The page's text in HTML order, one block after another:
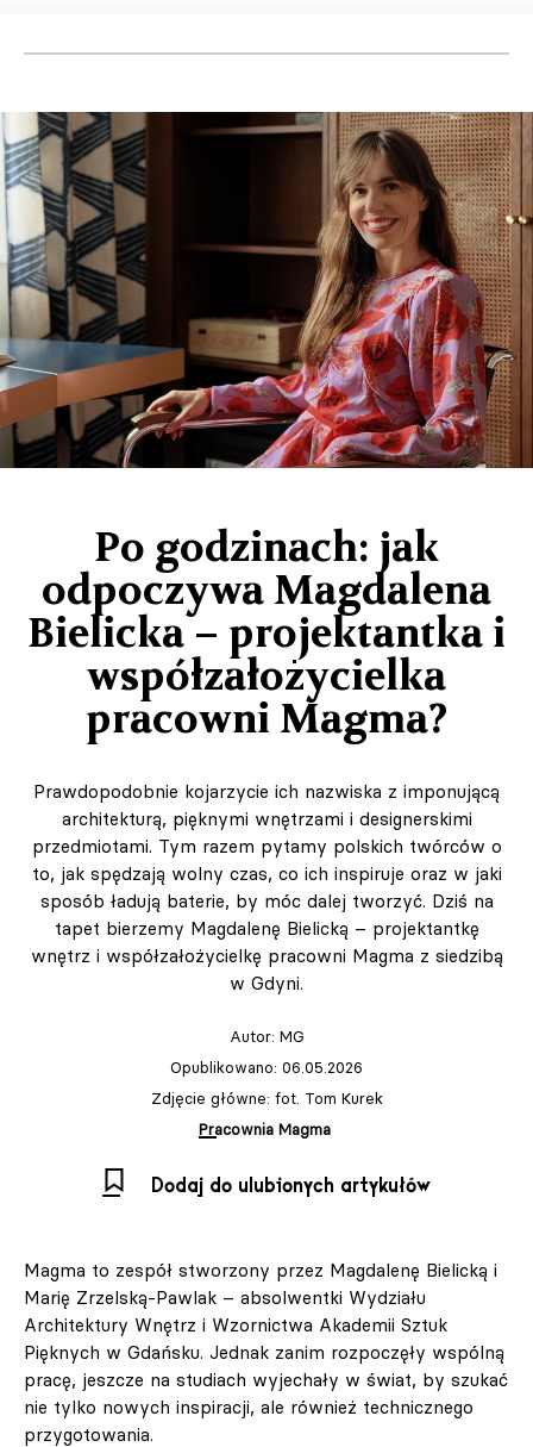
Po godzinach: jak
odpoczywa Magdalena
Bielicka – projektantka i
współzałożycielka
pracowni Magma?
Prawdopodobnie kojarzycie ich nazwiska z imponującą
architekturą, pięknymi wnętrzami i designerskimi
przedmiotami. Tym razem pytamy polskich twórców o
to, jak spędzają wolny czas, co ich inspiruje oraz w jaki
sposób ładują baterie, by móc dalej tworzyć. Dziś na
tapet bierzemy Magdalenę Bielicką – projektantkę
wnętrz i współzałożycielkę pracowni Magma z siedzibą
w Gdyni.
Autor: MG
Opublikowano: 06.05.2026
Zdjęcie główne: fot. Tom Kurek
Pracownia Magma
Dodaj do ulubionych artykułów
Magma to zespół stworzony przez Magdalenę Bielicką i
Marię Zrzelską-Pawlak – absolwentki Wydziału
Architektury Wnętrz i Wzornictwa Akademii Sztuk
Pięknych w Gdańsku. Jednak zanim rozpoczęły wspólną
pracę, jeszcze na studiach wyjechały w świat, by szukać
nie tylko nowych inspiracji, ale również technicznego
przygotowania.